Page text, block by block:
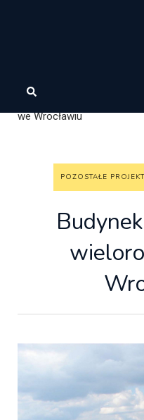
Pozostałe projekty
we Wrocławiu
POZOSTAŁE